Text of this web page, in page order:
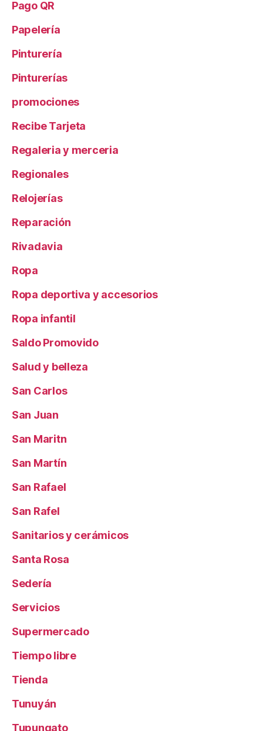
Pago QR
Papelería
Pinturería
Pinturerías
promociones
Recibe Tarjeta
Regaleria y merceria
Regionales
Relojerías
Reparación
Rivadavia
Ropa
Ropa deportiva y accesorios
Ropa infantil
Saldo Promovido
Salud y belleza
San Carlos
San Juan
San Maritn
San Martín
San Rafael
San Rafel
Sanitarios y cerámicos
Santa Rosa
Sedería
Servicios
Supermercado
Tiempo libre
Tienda
Tunuyán
Tupungato